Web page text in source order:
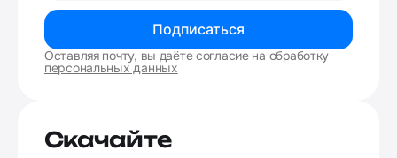
Подписаться
Оставляя почту, вы даёте согласие на обработку
персональных данных
Скачайте